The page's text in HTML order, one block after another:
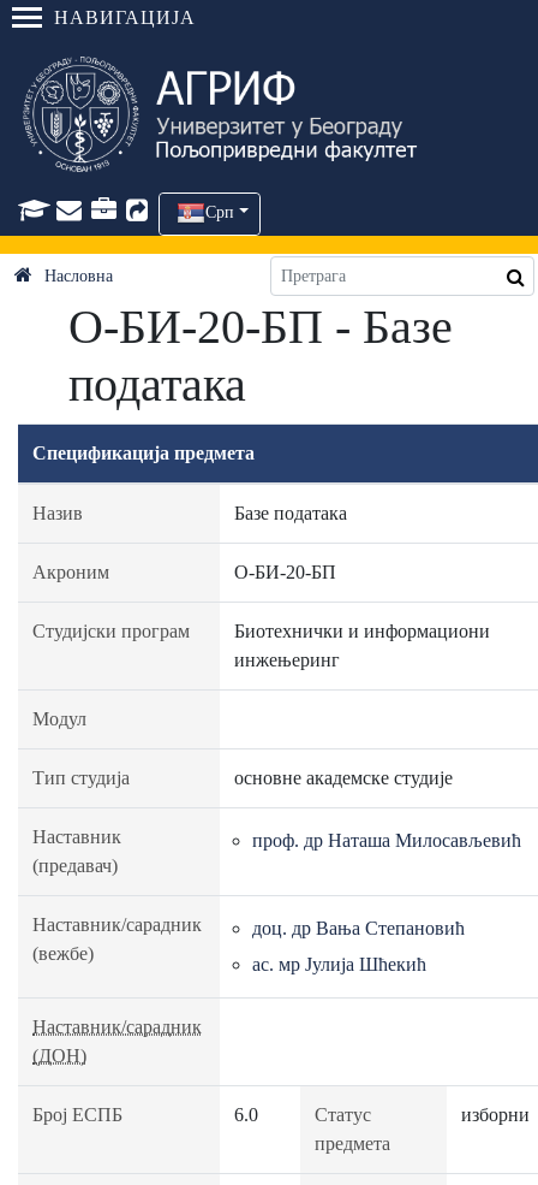
НАВИГАЦИЈА
Срп
Насловна
О-БИ-20-БП - Базе
података
Спецификација предмета
Назив Базе података
Акроним О-БИ-20-БП
Студијски програм
Биотехнички и информациони
инжењеринг
Модул
Тип студија основне академске студије
Наставник
(предавач)
проф. др Наташа Милосављевић
Наставник/сарадник
(вежбе)
доц. др Вања Степановић
ас. мр Јулија Шћекић
Наставник/сарадник
(ДОН)
Број ЕСПБ 6.0
Статус
предмета
изборни